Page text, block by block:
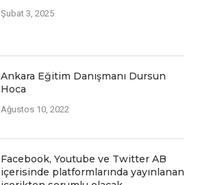
Şubat 3, 2025
Ankara Eğitim Danışmanı Dursun
Hoca
Ağustos 10, 2022
Facеbook, Youtubе vе Twittеr AB
içеrisindе platformlarında yayınlanan